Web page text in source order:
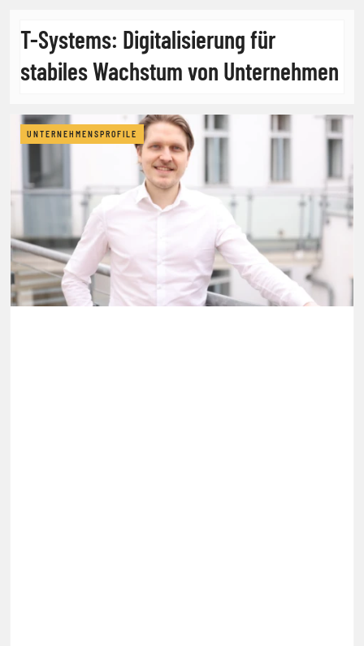
T-Systems: Digitalisierung für
stabiles Wachstum von Unternehmen
UNTERNEHMENSPROFILE